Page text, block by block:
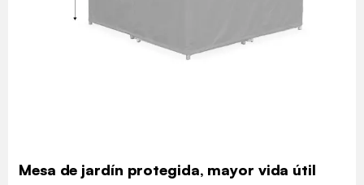
Mesa de jardín protegida, mayor vida útil